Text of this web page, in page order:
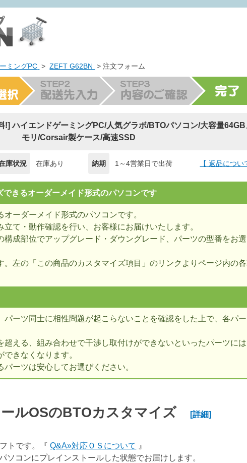
ミングPC >ZEFT G62BN > 注文フォーム
ハイエンドゲーミングPC/人気グラボ/BTOパソコン/大容量64GB
モリ/Corsair製ケース/高速SSD
庫状況 在庫あり 納期 1～4営業日で出荷 【 返品につい
できるオーダーメイド形式のパソコンです
ーダーメイド形式のパソコンです。
て・動作確認を行い、お客様にお届けいたします。
構成部位でアップグレード・ダウングレード、パーツの型番をお
。左の「この商品のカスタマイズ項目」のリンクよりページ内の
パーツ同士に相性問題が起こらないことを確認をした上で、各パ
超える、組み合わせで干渉し取付けができないといったパーツに
きなくなります。
ーツは安心してお選びください。
ールOSのBTOカスタマイズ[詳細]
トです。『Q&A»対応ＯＳについて 』
ソコンにプレインストールした状態でお届けします。